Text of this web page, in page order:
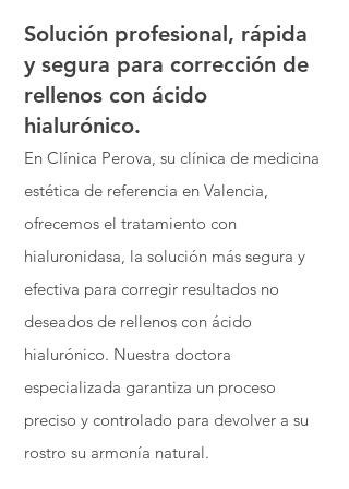
Solución profesional, rápida
y segura para corrección de
rellenos con ácido
hialurónico.
En Clínica Perova, su clínica de medicina
estética de referencia en Valencia,
ofrecemos el tratamiento con
hialuronidasa, la solución más segura y
efectiva para corregir resultados no
deseados de rellenos con ácido
hialurónico. Nuestra doctora
especializada garantiza un proceso
preciso y controlado para devolver a su
rostro su armonía natural.